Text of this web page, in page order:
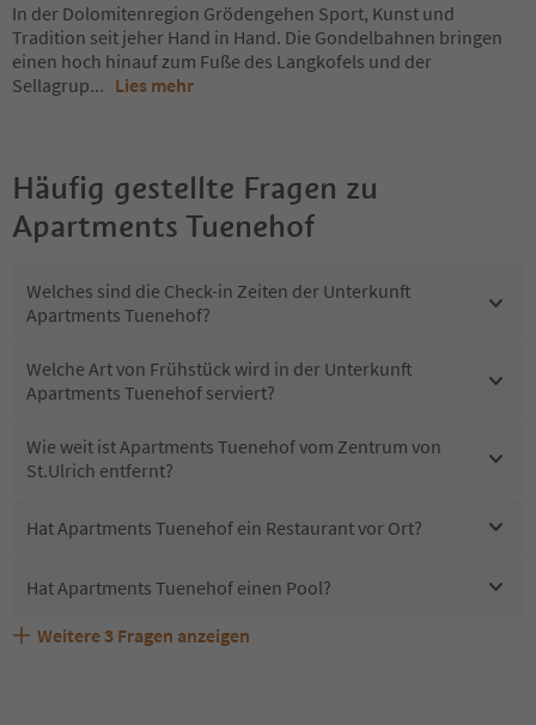
In der Dolomitenregion Grödengehen Sport, Kunst und
Tradition seit jeher Hand in Hand. Die Gondelbahnen bringen
einen hoch hinauf zum Fuße des Langkofels und der
Sellagrup... Lies mehr
Häufig gestellte Fragen zu
Apartments Tuenehof
Welches sind die Check-in Zeiten der Unterkunft
Apartments Tuenehof?
Welche Art von Frühstück wird in der Unterkunft
Apartments Tuenehof serviert?
Wie weit ist Apartments Tuenehof vom Zentrum von
St.Ulrich entfernt?
Hat Apartments Tuenehof ein Restaurant vor Ort?
Hat Apartments Tuenehof einen Pool?
Sind Haustiere in der Unterkunft Apartments Tuenehof
Welche Services bietet Apartments Tuenehof?
Erhalten die Gäste von Apartments Tuenehof einen
Weitere 3 Fragen anzeigen